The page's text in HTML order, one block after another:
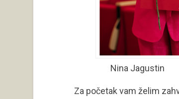
Nina
Za početak vam želim